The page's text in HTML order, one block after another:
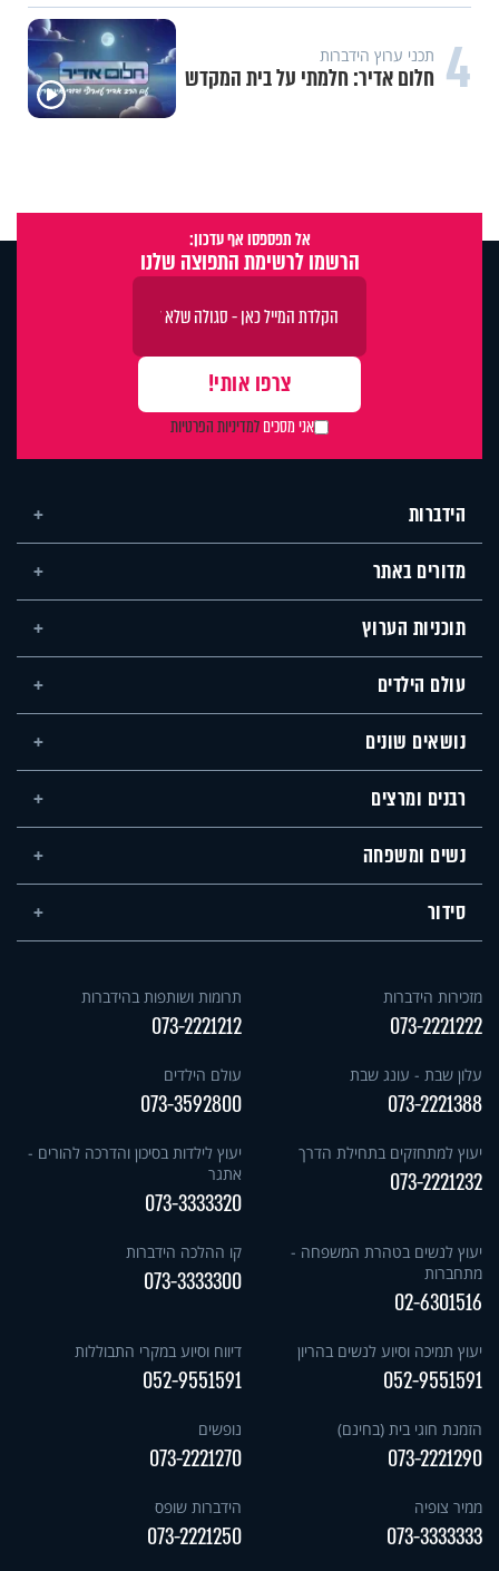
4 תכני ערוץ הידברות
חלום אדיר: חלמתי על בית המקדש
אל תפספסו אף עדכון:
הרשמו לרשימת התפוצה שלנו
אני מסכיםלמדיניות הפרטיות
הידברות
מדורים באתר
תוכניות הערוץ
עולם הילדים
נושאים שונים
רבנים ומרצים
נשים ומשפחה
סידור
מזכירות הידברות
073-2221222
תרומות ושותפות בהידברות
073-2221212
עלון שבת - עונג שבת
073-2221388
עולם הילדים
073-3592800
יעוץ למתחזקים בתחילת הדרך
073-2221232
יעוץ לילדות בסיכון והדרכה להורים -
אתגר
073-3333320
יעוץ לנשים בטהרת המשפחה -
מתחברות
02-6301516
קו ההלכה הידברות
073-3333300
יעוץ תמיכה וסיוע לנשים בהריון
052-9551591
דיווח וסיוע במקרי התבוללות
052-9551591
הזמנת חוגי בית (בחינם)
073-2221290
נופשים
073-2221270
ממיר צופיה
073-3333333
הידברות שופס
073-2221250